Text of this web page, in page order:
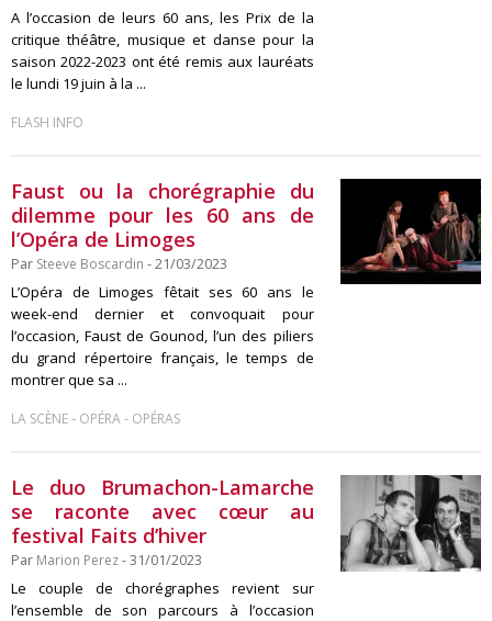
A l’occasion de leurs 60 ans, les Prix de la
critique théâtre, musique et danse pour la
saison 2022-2023 ont été remis aux lauréats
le lundi 19 juin à la ...
FLASH INFO
Faust ou la chorégraphie du
dilemme pour les 60 ans de
l’Opéra de Limoges
Par Steeve Boscardin - 21/03/2023
L’Opéra de Limoges fêtait ses 60 ans le
week-end dernier et convoquait pour
l’occasion, Faust de Gounod, l’un des piliers
du grand répertoire français, le temps de
montrer que sa ...
LA SCÈNE- OPÉRA- OPÉRAS
Le duo Brumachon-Lamarche
se raconte avec cœur au
festival Faits d’hiver
Par Marion Perez- 31/01/2023
Le couple de chorégraphes revient sur
l’ensemble de son parcours à l’occasion